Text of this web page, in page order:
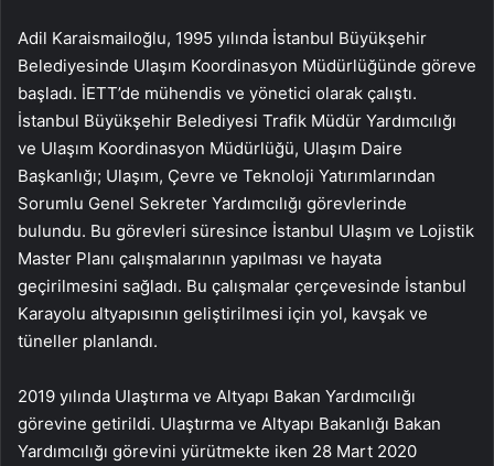
Adil Karaismailoğlu, 1995 yılında İstanbul Büyükşehir
Belediyesinde Ulaşım Koordinasyon Müdürlüğünde göreve
başladı. İETT’de mühendis ve yönetici olarak çalıştı.
İstanbul Büyükşehir Belediyesi Trafik Müdür Yardımcılığı
ve Ulaşım Koordinasyon Müdürlüğü, Ulaşım Daire
Başkanlığı; Ulaşım, Çevre ve Teknoloji Yatırımlarından
Sorumlu Genel Sekreter Yardımcılığı görevlerinde
bulundu. Bu görevleri süresince İstanbul Ulaşım ve Lojistik
Master Planı çalışmalarının yapılması ve hayata
geçirilmesini sağladı. Bu çalışmalar çerçevesinde İstanbul
Karayolu altyapısının geliştirilmesi için yol, kavşak ve
tüneller planlandı.
2019 yılında Ulaştırma ve Altyapı Bakan Yardımcılığı
görevine getirildi. Ulaştırma ve Altyapı Bakanlığı Bakan
Yardımcılığı görevini yürütmekte iken 28 Mart 2020